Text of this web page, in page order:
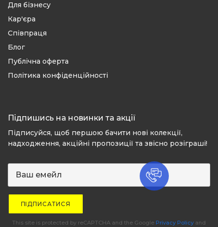
Для бізнесу
Кар'єра
Співпраця
Блог
Публічна оферта
Політика конфіденційності
Підпишись на новинки та акції
Підписуйся, щоб першою бачити нові колекції,
надходження, акційні пропозиції та звісно розіграші!
ПІДПИСАТИСЯ
This site is protected by reCAPTCHA and the Google Privacy Policy and